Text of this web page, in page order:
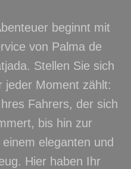
beginnt mit
von Palma de
Stellen Sie sich
jeder Moment zählt:
Fahrers, der sich
bis hin zur
eleganten und
Hier haben Ihr